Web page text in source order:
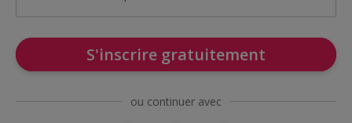
S'inscrire gratuitement
ou continuer avec